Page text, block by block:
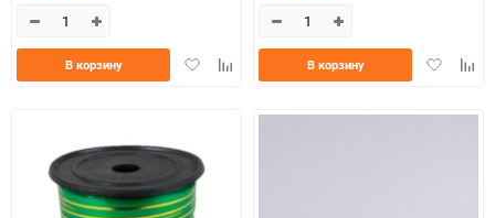
ДобавитьДобавить
В корзину
Добавить
В корзину